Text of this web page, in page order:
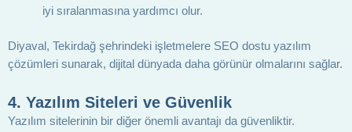
iyi sıralanmasına yardımcı olur.
Diyaval, Tekirdağ şehrindeki işletmelere SEO dostu yazılım
çözümleri sunarak, dijital dünyada daha görünür olmalarını sağlar.
4. Yazılım Siteleri ve Güvenlik
Yazılım sitelerinin bir diğer önemli avantajı da güvenliktir.